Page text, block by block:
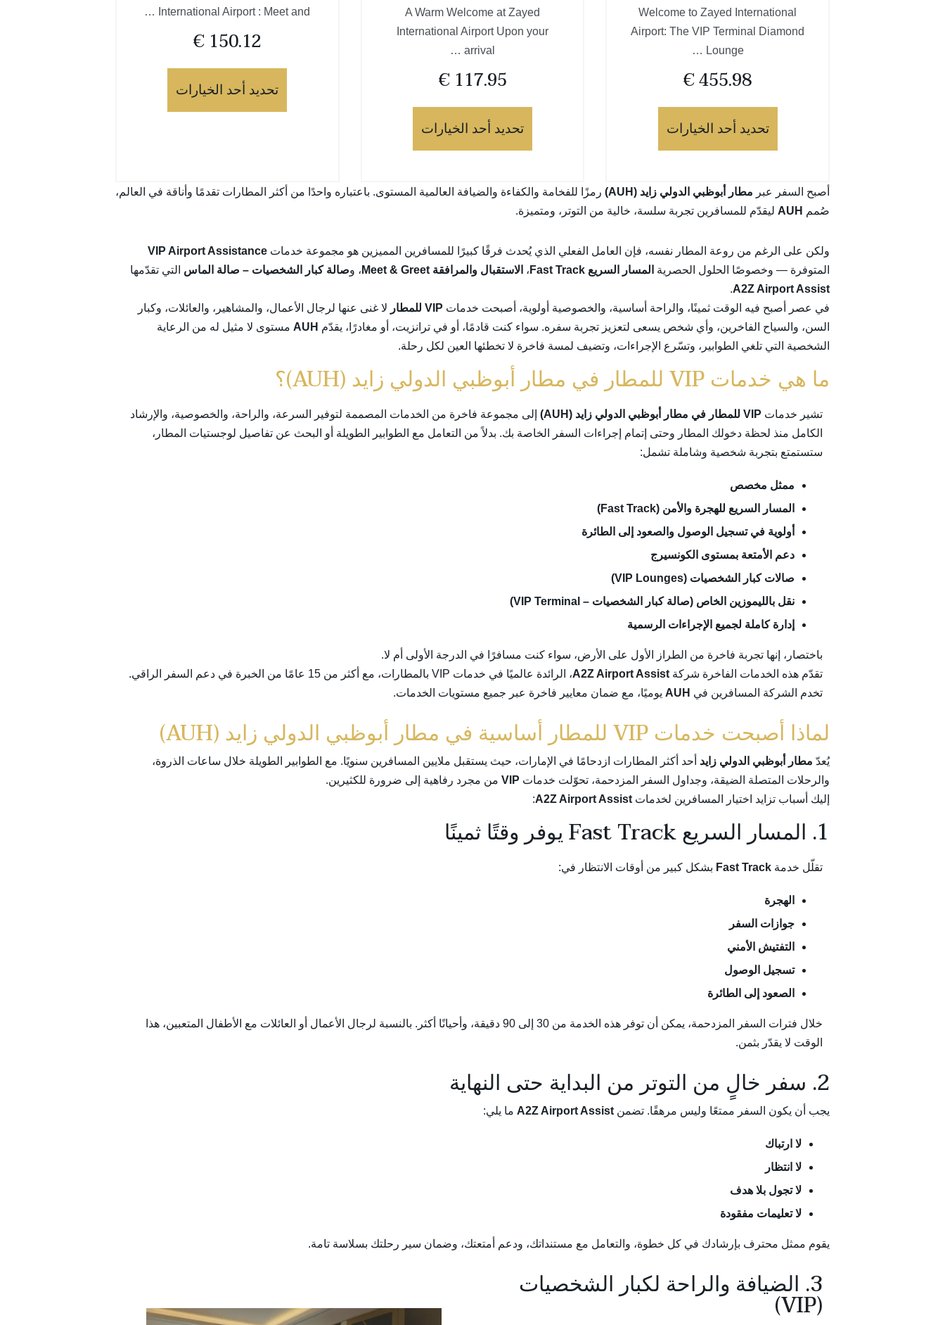
Welcome to Zayed International
Airport: The VIP Terminal Diamond
Lounge …
€455.98
تحديد أحد الخيارات
A Warm Welcome at Zayed
International Airport Upon your
arrival …
€117.95
تحديد أحد الخيارات
International Airport : Meet and …
€150.12
تحديد أحد الخيارات
أصبح السفر عبر مطار أبوظبي الدولي زايد (AUH)
رمزًا للفخامة والكفاءة والضيافة العالمية المستوى. باعتباره واحدًا من أكثر المطارات تقدمًا وأناقة في العالم،
صُمم AUH ليقدّم للمسافرين تجربة سلسة، خالية من التوتر، ومتميزة.
ولكن على الرغم من روعة المطار نفسه، فإن العامل الفعلي الذي يُحدث فرقًا كبيرًا للمسافرين المميزين هو مجموعة خدمات VIP Airport Assistance
المتوفرة — وخصوصًا الحلول الحصرية المسار السريع Fast Track ، الاستقبال والمرافقة Meet & Greet ، وصالة كبار الشخصيات – صالة الماس التي تقدّمها
A2Z Airport Assist
.
في عصر أصبح فيه الوقت ثمينًا، والراحة أساسية، والخصوصية أولوية، أصبحت خدمات VIP للمطار
لا غنى عنها لرجال الأعمال، والمشاهير، والعائلات، وكبار
السن، والسياح الفاخرين، وأي شخص يسعى لتعزيز تجربة سفره. سواء كنت قادمًا، أو في ترانزيت، أو مغادرًا، يقدّم AUH مستوى لا مثيل له من الرعاية
الشخصية التي تلغي الطوابير، وتسّرع الإجراءات، وتضيف لمسة فاخرة لا تخطئها العين لكل رحلة.
ما هي خدمات VIP للمطار في مطار أبوظبي الدولي زايد (AUH)؟
تشير خدمات VIP للمطار في مطار أبوظبي الدولي زايد (AUH)
إلى مجموعة فاخرة من الخدمات المصممة لتوفير السرعة، والراحة، والخصوصية، والإرشاد
الكامل منذ لحظة دخولك المطار وحتى إتمام إجراءات السفر الخاصة بك. بدلاً من التعامل مع الطوابير الطويلة أو البحث عن تفاصيل لوجستيات المطار،
ستستمتع بتجربة شخصية وشاملة تشمل:
ممثل مخصص
المسار السريع للهجرة والأمن (Fast Track)
أولوية في تسجيل الوصول والصعود إلى الطائرة
دعم الأمتعة بمستوى الكونسيرج
صالات كبار الشخصيات (VIP Lounges)
نقل بالليموزين الخاص (صالة كبار الشخصيات – VIP Terminal)
إدارة كاملة لجميع الإجراءات الرسمية
باختصار، إنها تجربة فاخرة من الطراز الأول على الأرض، سواء كنت مسافرًا في الدرجة الأولى أم لا.
تقدّم هذه الخدمات الفاخرة شركة A2Z Airport Assist
، الرائدة عالميًا في خدمات VIP بالمطارات، مع أكثر من 15 عامًا من الخبرة في دعم السفر الراقي.
تخدم الشركة المسافرين في AUH يوميًا، مع ضمان معايير فاخرة عبر جميع مستويات الخدمات.
لماذا أصبحت خدمات VIP للمطار أساسية في مطار أبوظبي الدولي زايد (AUH)
يُعدّ مطار أبوظبي الدولي زايد أحد أكثر المطارات ازدحامًا في الإمارات، حيث يستقبل ملايين المسافرين سنويًا. مع الطوابير الطويلة خلال ساعات الذروة،
والرحلات المتصلة الضيقة، وجداول السفر المزدحمة، تحوّلت خدمات VIPمن مجرد رفاهية إلى ضرورة للكثيرين.
إليك أسباب تزايد اختيار المسافرين لخدمات A2Z Airport Assist
:
1. المسار السريع Fast Track يوفر وقتًا ثمينًا
تقلّل خدمة Fast Track بشكل كبير من أوقات الانتظار في:
الهجرة
جوازات السفر
التفتيش الأمني
تسجيل الوصول
الصعود إلى الطائرة
خلال فترات السفر المزدحمة، يمكن أن توفر هذه الخدمة من 30 إلى 90 دقيقة، وأحيانًا أكثر. بالنسبة لرجال الأعمال أو العائلات مع الأطفال المتعبين، هذا
الوقت لا يقدّر بثمن.
2. سفر خالٍ من التوتر من البداية حتى النهاية
يجب أن يكون السفر ممتعًا وليس مرهقًا. تضمن A2Z Airport Assist ما يلي:
لا ارتباك
لا انتظار
لا تجول بلا هدف
لا تعليمات مفقودة
يقوم ممثل محترف بإرشادك في كل خطوة، والتعامل مع مستنداتك، ودعم أمتعتك، وضمان سير رحلتك بسلاسة تامة.
3. الضيافة والراحة لكبار الشخصيات
(VIP)